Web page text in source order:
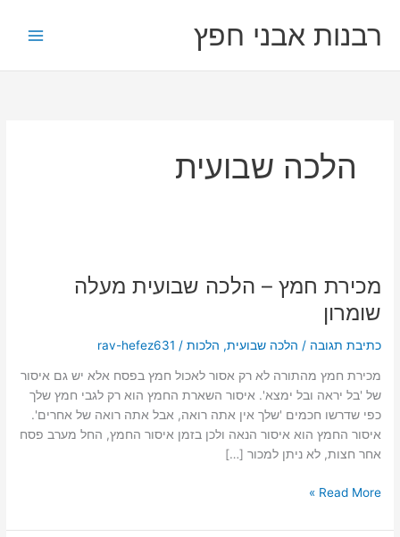
לתוכןרבנות אבני חפץ
הלכה שבועית
מכירת חמץ – הלכה שבועית מעלה
שומרון
כתיבת תגובה / הלכה שבועית, הלכות /
rav-hefez631
מכירת חמץ מהתורה לא רק אסור לאכול חמץ בפסח אלא יש גם איסור
של 'בל יראה ובל ימצא'. איסור השארת החמץ הוא רק לגבי חמץ שלך
כפי שדרשו חכמים 'שלך אין אתה רואה, אבל אתה רואה של אחרים'.
איסור החמץ הוא איסור הנאה ולכן בזמן איסור החמץ, החל מערב פסח
אחר חצות, לא ניתן למכור […]
–
שבועית
מעלה
Read More »